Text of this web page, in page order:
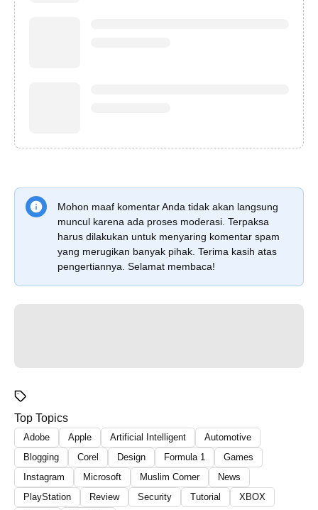
Mohon maaf komentar Anda tidak akan langsung
muncul karena ada proses moderasi. Terpaksa
harus dilakukan untuk menyaring komentar spam
yang merugikan banyak pihak. Terima kasih atas
pengertiannya. Selamat membaca!
Top Topics
Adobe Apple Artificial Intelligent
Automotive
Blogging
Corel Design Formula 1
Games
Instagram
Microsoft Muslim Corner
News
PlayStation
Review Security Tutorial
XBOX